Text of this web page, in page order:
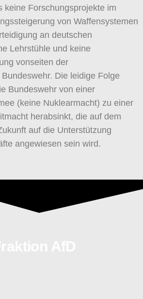
keine Forschungsprojekte im
von Waffensystemen
an deutschen
Lehrstühle und keine
vonseiten der
Die leidige Folge
Bundeswehr von einer
(keine Nuklearmacht) zu einer
herabsinkt, die auf dem
auf die Unterstützung
angewiesen sein wird.